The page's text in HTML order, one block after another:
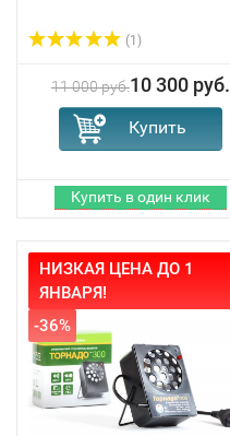
(1)
11 000 руб.10 300 руб.
НИЗКАЯ ЦЕНА ДО 1
ЯНВАРЯ!
-36%